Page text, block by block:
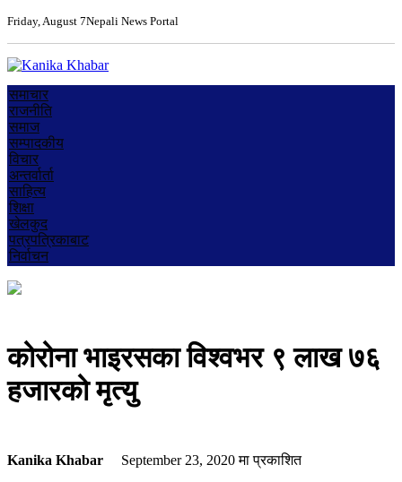
Friday, August 7Nepali News Portal
समाचार
राजनीति
समाज
सम्पादकीय
विचार
अन्तर्वार्ता
साहित्य
शिक्षा
खेलकुद
पत्रपत्रिकाबाट
निर्वाचन
कोरोना भाइरसका विश्वभर ९ लाख ७६
हजारको मृत्यु
Kanika Khabar September 23, 2020मा प्रकाशित